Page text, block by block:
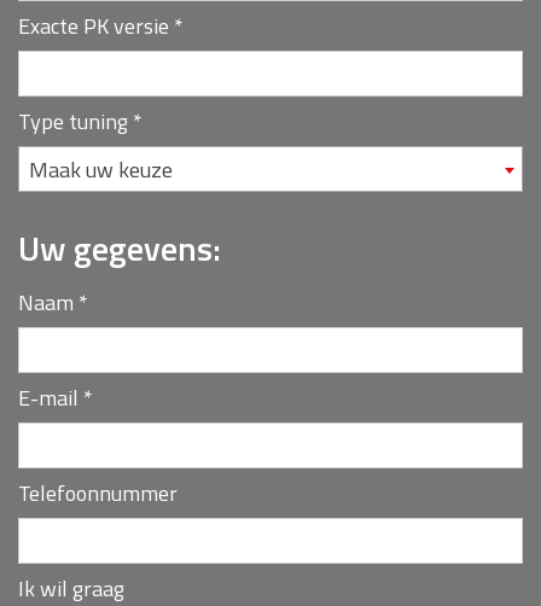
Exacte PK versie *
Type tuning*
Maak uw keuze
Uw gegevens:
Naam *
E-mail *
Telefoonnummer
Ik wil graag